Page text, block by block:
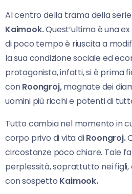
Al centro della trama della serie
Kaimook.Quest’ultima è una
di poco tempo è riuscita a
la sua condizione sociale ed
protagonista, infatti, si è prima
conRoongroj,magnate dei
uomini più ricchi e potenti di
Tutto cambia nel momento in
corpo privo di vita diRoongroj.
circostanze poco chiare. Tale
perplessità, soprattutto nei figli,
con sospetto Kaimook.